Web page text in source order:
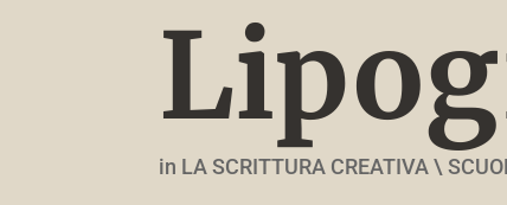
in LA SCRITTURA CREATIVA \